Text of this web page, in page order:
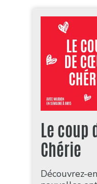
Le coup
Chérie
Découvrez-